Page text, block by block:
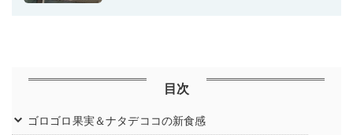
目次
ゴロゴロ果実＆ナタデココの新食感